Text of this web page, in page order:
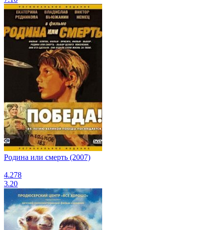
Родина или смерть (2007)
4.278
3.20